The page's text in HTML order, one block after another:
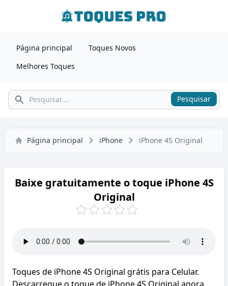
Página principal
Toques Novos
Melhores Toques
Pesquisar Pesquisar
Página principal iPhone iPhone 4S Original
Baixe gratuitamente o toque iPhone 4S
Original
Toques de iPhone 4S Original grátis para Celular.